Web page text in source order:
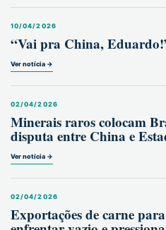
10/04/2026
“Vai pra China,
Ver notícia →
02/04/2026
Minerais raros colocam
disputa entre China e
Ver notícia →
02/04/2026
Exportações de carne